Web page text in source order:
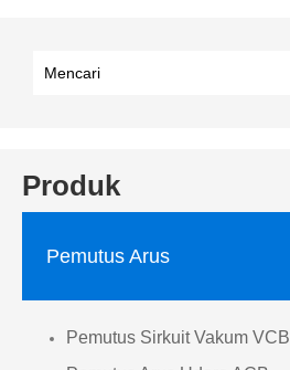
Produk
Pemutus Arus
Pemutus Sirkuit Vakum VCB